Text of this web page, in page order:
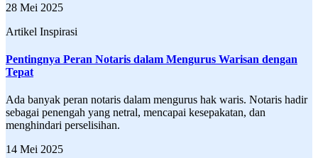
28 Mei 2025
Artikel Inspirasi
Pentingnya Peran Notaris dalam Mengurus Warisan dengan
Tepat
Ada banyak peran notaris dalam mengurus hak waris. Notaris hadir
sebagai penengah yang netral, mencapai kesepakatan, dan
menghindari perselisihan.
14 Mei 2025